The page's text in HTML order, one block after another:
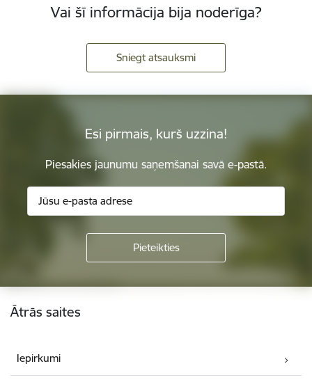
Vai šī informācija bija noderīga?
Sniegt atsauksmi
Esi pirmais, kurš uzzina!
Piesakies jaunumu saņemšanai savā e-pastā.
Kājene
Ātrās saites
Iepirkumi